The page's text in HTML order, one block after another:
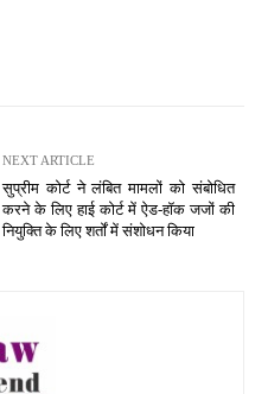
NEXT ARTICLE
सुप्रीम कोर्ट ने लंबित मामलों को संबोधित
करने के लिए हाई कोर्ट में ऐड-हॉक जजों की
नियुक्ति के लिए शर्तों में संशोधन किया